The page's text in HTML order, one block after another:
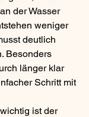
der Wasser
weniger
deutlich
Besonders
länger klar
Schritt mit
ist der